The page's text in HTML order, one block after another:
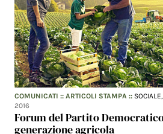
COMUNICATI ::ARTICOLI STAMPA :: SOCIALE,
2016
Forum del Partito
generazione agricola